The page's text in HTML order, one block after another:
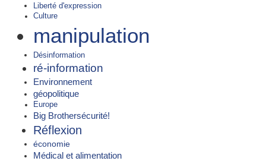
Liberté d'expression
Culture
manipulation
Désinformation
ré-information
Environnement
géopolitique
Europe
Big Brothersécurité!
Réflexion
économie
Médical et alimentation